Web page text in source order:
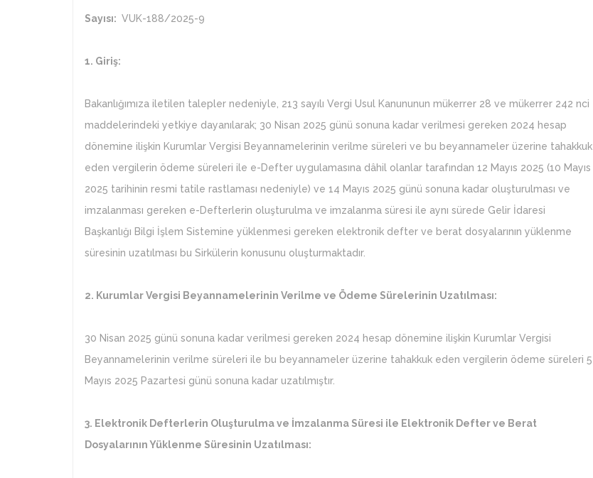
Sayısı: VUK-188/2025-9
1. Giriş:
Bakanlığımıza iletilen talepler nedeniyle, 213 sayılı Vergi Usul Kanununun mükerrer 28 ve mükerrer 242 nci
maddelerindeki yetkiye dayanılarak; 30 Nisan 2025 günü sonuna kadar verilmesi gereken 2024 hesap
dönemine ilişkin Kurumlar Vergisi Beyannamelerinin verilme süreleri ve bu beyannameler üzerine tahakkuk
eden vergilerin ödeme süreleri ile e-Defter uygulamasına dâhil olanlar tarafından 12 Mayıs 2025 (10 Mayıs
2025 tarihinin resmi tatile rastlaması nedeniyle) ve 14 Mayıs 2025 günü sonuna kadar oluşturulması ve
imzalanması gereken e-Defterlerin oluşturulma ve imzalanma süresi ile aynı sürede Gelir İdaresi
Başkanlığı Bilgi İşlem Sistemine yüklenmesi gereken elektronik defter ve berat dosyalarının yüklenme
süresinin uzatılması bu Sirkülerin konusunu oluşturmaktadır.
2. Kurumlar Vergisi Beyannamelerinin Verilme ve Ödeme Sürelerinin Uzatılması:
30 Nisan 2025 günü sonuna kadar verilmesi gereken 2024 hesap dönemine ilişkin Kurumlar Vergisi
Beyannamelerinin verilme süreleri ile bu beyannameler üzerine tahakkuk eden vergilerin ödeme süreleri 5
Mayıs 2025 Pazartesi günü sonuna kadar uzatılmıştır.
3. Elektronik Defterlerin Oluşturulma ve İmzalanma Süresi ile Elektronik Defter ve Berat
Dosyalarının Yüklenme Süresinin Uzatılması: